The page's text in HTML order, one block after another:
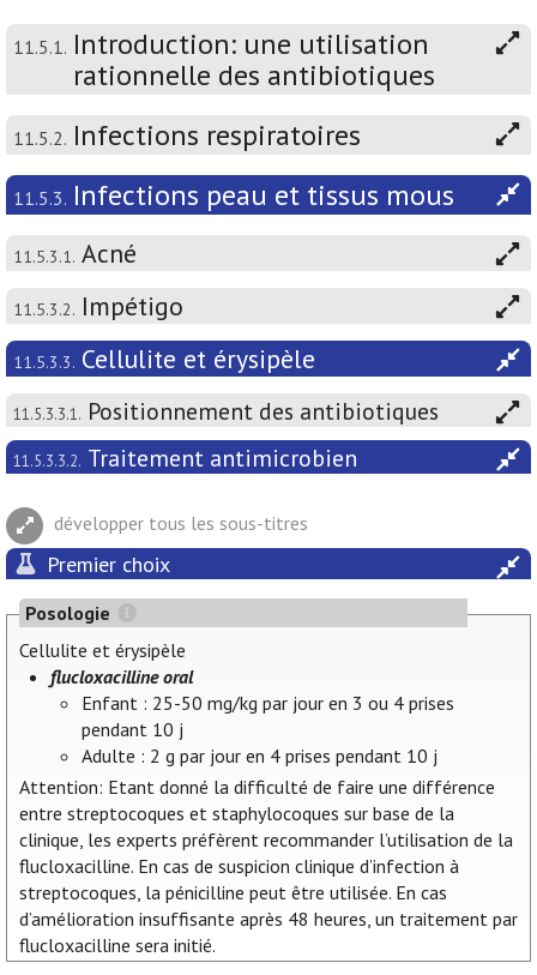
11.5.1. Introduction: une utilisation
rationnelle des antibiotiques
11.5.2. Infections respiratoires
11.5.3. Infections peau et tissus mous
11.5.3.1. Acné
11.5.3.2. Impétigo
11.5.3.3. Cellulite et érysipèle
11.5.3.3.1. Positionnement des antibiotiques
11.5.3.3.2. Traitement antimicrobien
développer tous les sous-titres
Premier choix
Posologie
Cellulite et érysipèle
flucloxacilline oral
Enfant : 25-50 mg/kg par jour en 3 ou 4 prises
pendant 10 j
Adulte : 2 g par jour en 4 prises pendant 10 j
Attention: Etant donné la difficulté de faire une différence
entre streptocoques et staphylocoques sur base de la
clinique, les experts préfèrent recommander l’utilisation de la
flucloxacilline. En cas de suspicion clinique d’infection à
streptocoques, la pénicilline peut être utilisée. En cas
d’amélioration insuffisante après 48 heures, un traitement par
flucloxacilline sera initié.